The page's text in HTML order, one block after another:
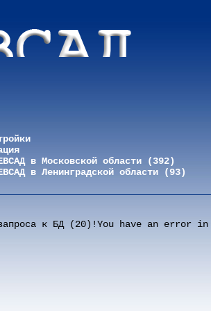
в Московской области (392)
в Ленинградской области (93)
запроса к БД (20)!You have an